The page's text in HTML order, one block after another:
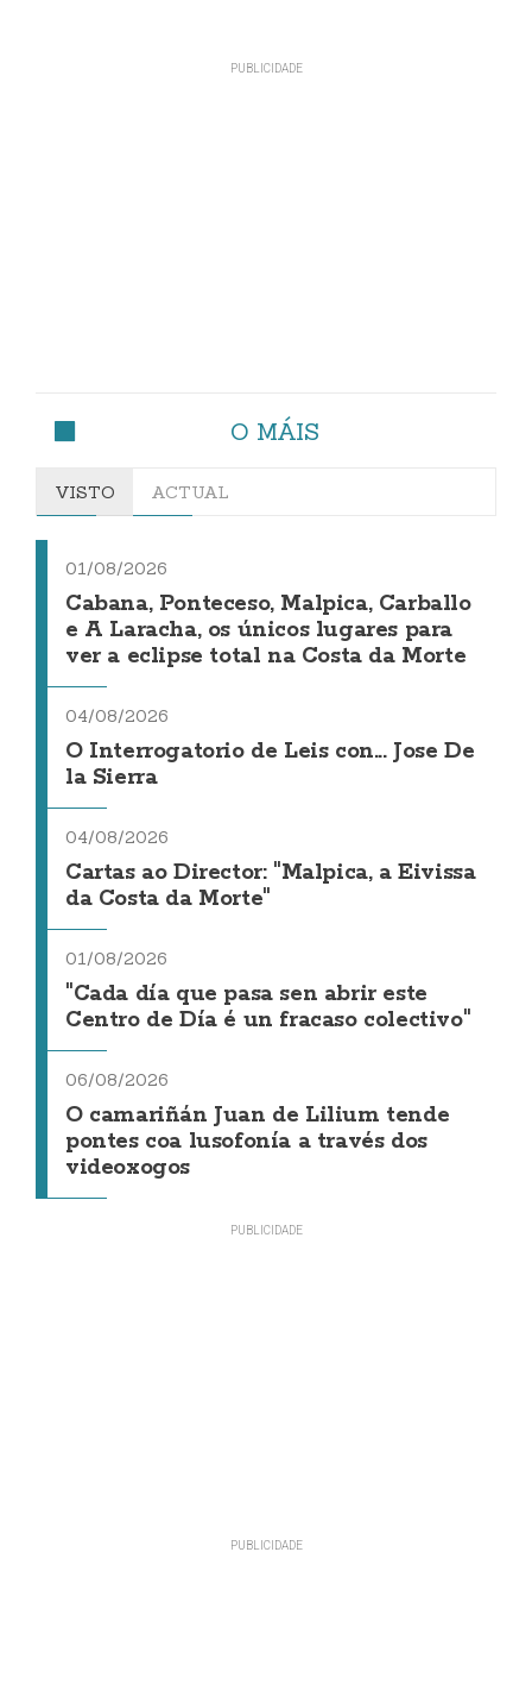
O MÁIS
VISTO ACTUAL
01/08/2026
Cabana, Ponteceso, Malpica, Carballo
e A Laracha, os únicos lugares para
ver a eclipse total na Costa da Morte
04/08/2026
O Interrogatorio de Leis con... Jose De
la Sierra
04/08/2026
Cartas ao Director: "Malpica, a Eivissa
da Costa da Morte"
01/08/2026
"Cada día que pasa sen abrir este
Centro de Día é un fracaso colectivo"
06/08/2026
O camariñán Juan de Lilium tende
pontes coa lusofonía a través dos
videoxogos